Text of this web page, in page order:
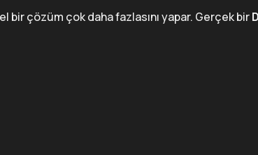
çözüm çok daha fazlasını yapar. Gerçek bir